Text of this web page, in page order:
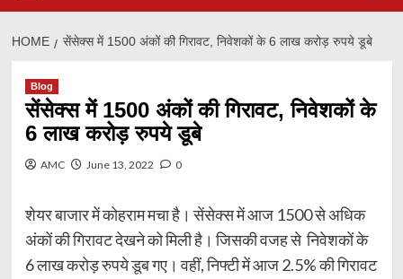
HOME सेंसेक्स में 1500 अंकों की गिरावट, निवेशकों के 6 लाख करोड़ रुपये डूबे
Blog
सेंसेक्स में 1500 अंकों की गिरावट, निवेशकों के
6 लाख करोड़ रुपये डूबे
AMC June 13, 2022 0
शेयर बाजार में कोहराम मचा है। सेंसेक्स में आज 1500 से अधिक
अंकों की गिरावट देखने को मिली है। जिसकी वजह से निवेशकों के
6 लाख करोड़ रुपये डूब गए। वहीं, निफ्टी में आज 2.5% की गिरावट